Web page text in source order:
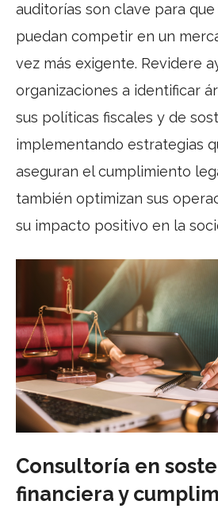
auditorías son clave para
puedan competir en un
vez más exigente. Revidere
organizaciones a identificar
sus políticas fiscales y de
implementando estrategias
aseguran el cumplimiento
también optimizan sus
su impacto positivo en la
Consultoría en
financiera y